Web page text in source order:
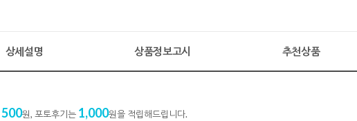
상세설명 상품정보고시 추천상품
500원, 포토후기는 1,000원을 적립해드립니다.